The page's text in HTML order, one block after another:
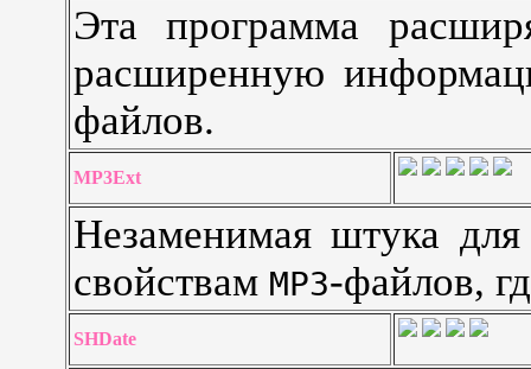
Эта программа
расширенную
файлов.
MP3Ext
Незаменимая штука
свойствам MP3-файлов,
SHDate